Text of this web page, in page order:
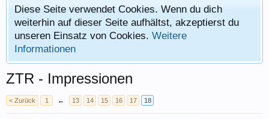
Diese Seite verwendet Cookies. Wenn du dich
weiterhin auf dieser Seite aufhältst, akzeptierst du
unseren Einsatz von Cookies. Weitere
Informationen
ZTR - Impressionen
< Zurück 1 ← 13 14 15 16 17 18